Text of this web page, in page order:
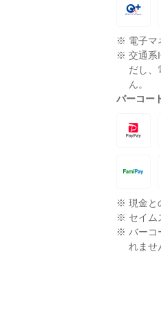
※ 電子マ
※ 交通系
だし、
ん。
バーコー
※ 現金と
※ セイム
※ バーコ
れませ